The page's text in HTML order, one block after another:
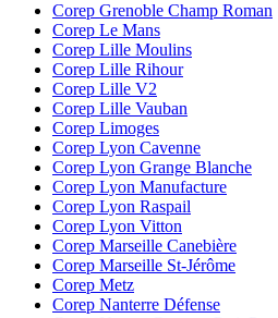
Corep Grenoble Champ Roman
Corep Le Mans
Corep Lille Moulins
Corep Lille Rihour
Corep Lille V2
Corep Lille Vauban
Corep Limoges
Corep Lyon Cavenne
Corep Lyon Grange Blanche
Corep Lyon Manufacture
Corep Lyon Raspail
Corep Lyon Vitton
Corep Marseille Canebière
Corep Marseille St-Jérôme
Corep Metz
Corep Nanterre Défense